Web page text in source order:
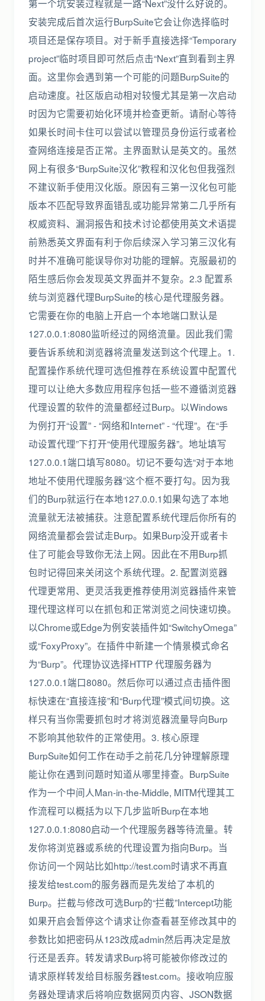
第一个坑安装过程就是一路“Next”没什么好说的。
安装完成后首次运行BurpSuite它会让你选择临时
项目还是保存项目。对于新手直接选择“Temporary
project”临时项目即可然后点击“Next”直到看到主界
面。这里你会遇到第一个可能的问题BurpSuite的
启动速度。社区版启动相对较慢尤其是第一次启动
时因为它需要初始化环境并检查更新。请耐心等待
如果长时间卡住可以尝试以管理员身份运行或者检
查网络连接是否正常。主界面默认是英文的。虽然
网上有很多“BurpSuite汉化”教程和汉化包但我强烈
不建议新手使用汉化版。原因有三第一汉化包可能
版本不匹配导致界面错乱或功能异常第二几乎所有
权威资料、漏洞报告和技术讨论都使用英文术语提
前熟悉英文界面有利于你后续深入学习第三汉化有
时并不准确可能误导你对功能的理解。克服最初的
陌生感后你会发现英文界面并不复杂。2.3 配置系
统与浏览器代理BurpSuite的核心是代理服务器。
它需要在你的电脑上开启一个本地端口默认是
127.0.0.1:8080监听经过的网络流量。因此我们需
要告诉系统和浏览器将流量发送到这个代理上。1.
配置操作系统代理可选但推荐在系统设置中配置代
理可以让绝大多数应用程序包括一些不遵循浏览器
代理设置的软件的流量都经过Burp。以Windows
为例打开“设置” - “网络和Internet” - “代理”。在“手
动设置代理”下打开“使用代理服务器”。地址填写
127.0.0.1端口填写8080。切记不要勾选“对于本地
地址不使用代理服务器”这个框不要打勾。因为我
们的Burp就运行在本地127.0.0.1如果勾选了本地
流量就无法被捕获。注意配置系统代理后你所有的
网络流量都会尝试走Burp。如果Burp没开或者卡
住了可能会导致你无法上网。因此在不用Burp抓
包时记得回来关闭这个系统代理。2. 配置浏览器
代理更常用、更灵活我更推荐使用浏览器插件来管
理代理这样可以在抓包和正常浏览之间快速切换。
以Chrome或Edge为例安装插件如“SwitchyOmega”
或“FoxyProxy”。在插件中新建一个情景模式命名
为“Burp”。代理协议选择HTTP 代理服务器为
127.0.0.1端口8080。然后你可以通过点击插件图
标快速在“直接连接”和“Burp代理”模式间切换。这
样只有当你需要抓包时才将浏览器流量导向Burp
不影响其他软件的正常使用。3. 核心原理
BurpSuite如何工作在动手之前花几分钟理解原理
能让你在遇到问题时知道从哪里排查。BurpSuite
作为一个中间人Man-in-the-Middle, MITM代理其工
作流程可以概括为以下几步监听Burp在本地
127.0.0.1:8080启动一个代理服务器等待流量。转
发你将浏览器或系统的代理设置为指向Burp。当
你访问一个网站比如http://test.com时请求不再直
接发给test.com的服务器而是先发给了本机的
Burp。拦截与修改可选Burp的“拦截”Intercept功能
如果开启会暂停这个请求让你查看甚至修改其中的
参数比如把密码从123改成admin然后再决定是放
行还是丢弃。转发请求Burp将可能被你修改过的
请求原样转发给目标服务器test.com。接收响应服
务器处理请求后将响应数据网页内容、JSON数据